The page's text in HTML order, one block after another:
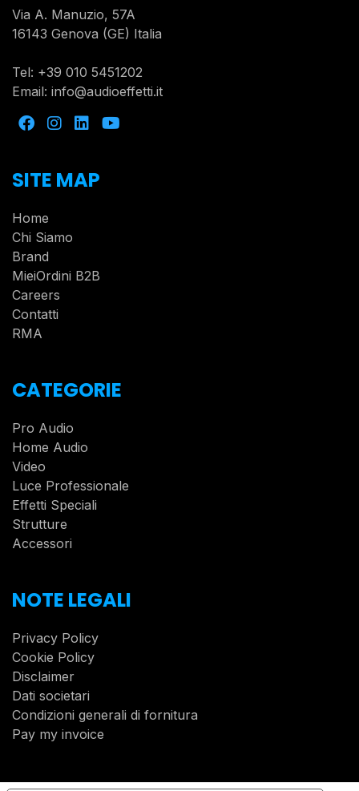
Via A. Manuzio, 57A
16143 Genova (GE) Italia
Tel: +39 010 5451202
Email: info@audioeffetti.it
SITE MAP
Home
Chi Siamo
Brand
MieiOrdini B2B
Careers
Contatti
RMA
CATEGORIE
Pro Audio
Home Audio
Video
Luce Professionale
Effetti Speciali
Strutture
Accessori
NOTE LEGALI
Privacy Policy
Cookie Policy
Disclaimer
Dati societari
Condizioni generali di fornitura
Pay my invoice